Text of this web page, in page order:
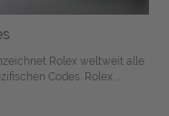
Rolex weltweit alle
Codes. Rolex ...